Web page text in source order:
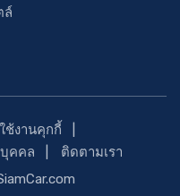
ล์
ช้งานคุกกี้
คคล
ติดตามเรา